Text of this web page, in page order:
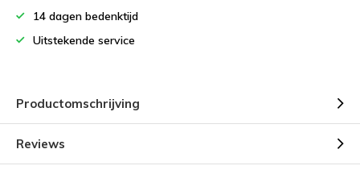
14 dagen bedenktijd
Uitstekende service
Productomschrijving
Reviews